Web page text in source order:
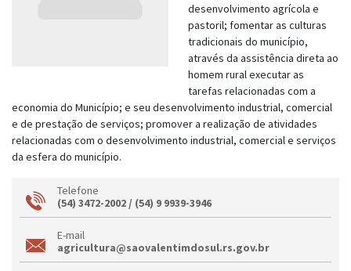
desenvolvimento agrícola e
pastoril; fomentar as culturas
tradicionais do município,
através da assistência direta ao
homem rural executar as
tarefas relacionadas com a
economia do Município; e seu desenvolvimento industrial, comercial
e de prestação de serviços; promover a realização de atividades
relacionadas com o desenvolvimento industrial, comercial e serviços
da esfera do município.
Telefone
(54) 3472-2002 / (54) 9 9939-3946
E-mail
agricultura@saovalentimdosul.rs.gov.br